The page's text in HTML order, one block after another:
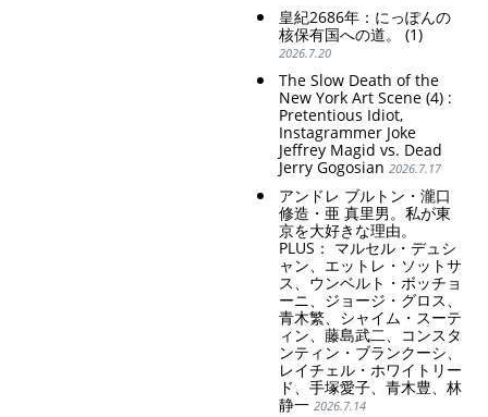
皇紀2686年：にっぽんの
核保有国への道。 (1)
2026.7.20
The Slow Death of the
New York Art Scene (4) :
Pretentious Idiot,
Instagrammer Joke
Jeffrey Magid vs. Dead
Jerry Gogosian 2026.7.17
アンドレ ブルトン・瀧口
修造・亜 真里男。私が東
京を大好きな理由。
PLUS： マルセル・デュシ
ャン、エットレ・ソットサ
ス、ウンベルト・ボッチョ
ーニ、ジョージ・グロス、
青木繁、シャイム・スーテ
ィン、藤島武二、コンスタ
ンティン・ブランクーシ、
レイチェル・ホワイトリー
ド、手塚愛子、青木豊、林
静一 2026.7.14